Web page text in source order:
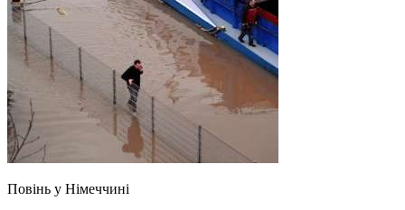
Повінь у Німеччині